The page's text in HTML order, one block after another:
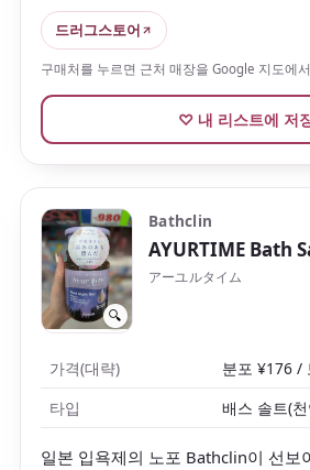
파란색으로 물듭니다
에 감싸여 하루를 느긋하게 마무리하
춤입니다.
풍부한 향의 종류도 Kneipp의 매력
대용량 병까지 갖춰져 있습니다. 소
가벼워일본 드러그스토어에서 「뿌
는 분께도 고르기 쉬운 제품입니다.
드러그스토어
구매처를 누르면 근처 매장을 Google 지도에
♡ 내 리스트에 저
🔍
Bathclin
AYURTIME Bath
アーユルタイム
가격(대략)
분포 ¥176 /
타입
배스 솔트(
일본 입욕제의 노포 Bathclin이 선보